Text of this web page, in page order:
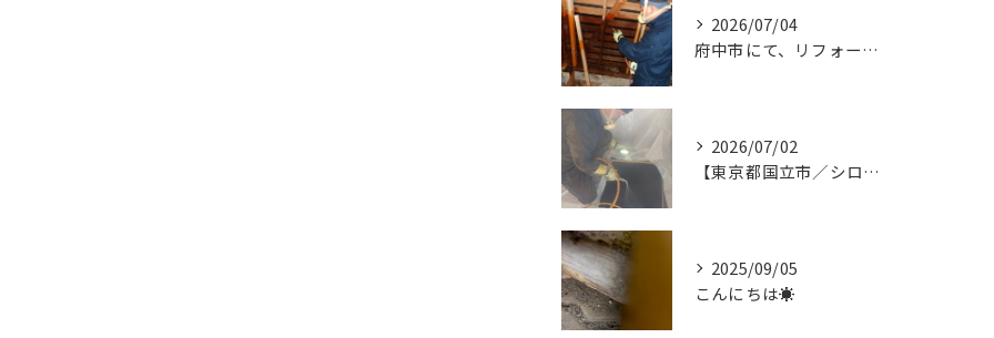
2026/07/04
府中市にて、リフォーム中の建物でダシロアリ消毒作業を行いまし...
2026/07/02
【東京都国立市／シロアリ消毒作業】
2025/09/05
こんにちは☀